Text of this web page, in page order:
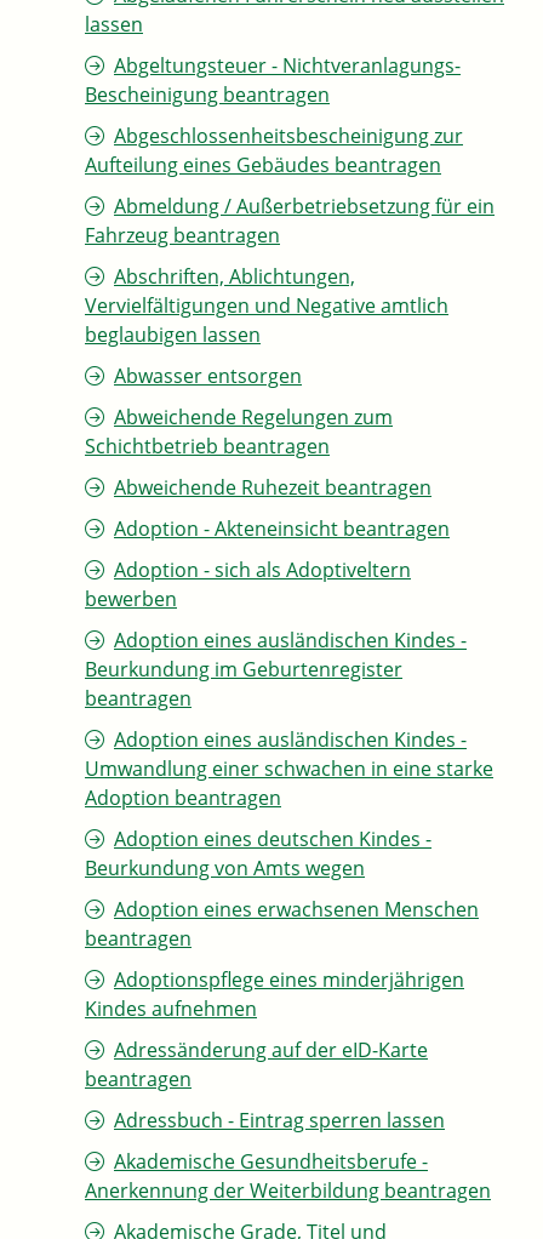
lassen
Abgeltungsteuer - Nichtveranlagungs-
Bescheinigung beantragen
Abgeschlossenheitsbescheinigung zur
Aufteilung eines Gebäudes beantragen
Abmeldung / Außerbetriebsetzung für ein
Fahrzeug beantragen
Abschriften, Ablichtungen,
Vervielfältigungen und Negative amtlich
beglaubigen lassen
Abwasser entsorgen
Abweichende Regelungen zum
Schichtbetrieb beantragen
Abweichende Ruhezeit beantragen
Adoption - Akteneinsicht beantragen
Adoption - sich als Adoptiveltern
bewerben
Adoption eines ausländischen Kindes -
Beurkundung im Geburtenregister
beantragen
Adoption eines ausländischen Kindes -
Umwandlung einer schwachen in eine starke
Adoption beantragen
Adoption eines deutschen Kindes -
Beurkundung von Amts wegen
Adoption eines erwachsenen Menschen
beantragen
Adoptionspflege eines minderjährigen
Kindes aufnehmen
Adressänderung auf der eID-Karte
beantragen
Adressbuch - Eintrag sperren lassen
Akademische Gesundheitsberufe -
Anerkennung der Weiterbildung beantragen
Akademische Grade, Titel und